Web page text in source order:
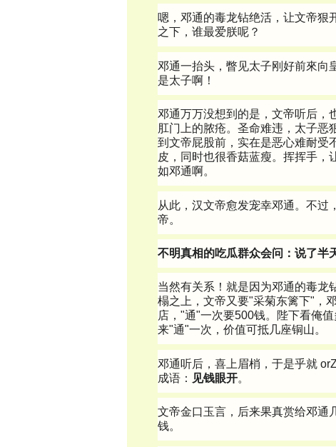
嗯，邓通的毒龙钻绝活，让文帝狠
之下，谁最爱朕呢？
邓通一抬头，瞥见太子刚好前來向
是太子啊！
邓通万万没想到的是，文帝听后，
肛门上的脓疮。圣命难违，太子恶
到文帝屁股前，实在是恶心难耐受
皮，同时也很香菇蓝瘦。挥挥手，
如邓通啊。
从此，汉文帝愈发宠幸邓通。不过
帝。
不明真相的吃瓜群众会问：说了半
当然有关系！就是因为邓通的毒龙
榻之上，文帝又要"采菊东篱下"，
店，"通"一次要500钱。陛下看俺
来"通"一次，价值可抵几座铜山。
邓通听后，喜上眉梢，于是乎就
成语： 见钱眼开。
文帝金口玉言，后来果真赏给邓通
钱。